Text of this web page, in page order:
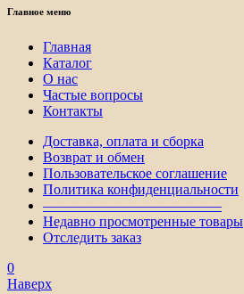
Главное меню
Главная
Каталог
О нас
Частые вопросы
Контакты
Доставка, оплата и сборка
Возврат и обмен
Пользовательское соглашение
Политика конфиденциальности
————————————–
Недавно просмотренные товары
Отследить заказ
0
Наверх